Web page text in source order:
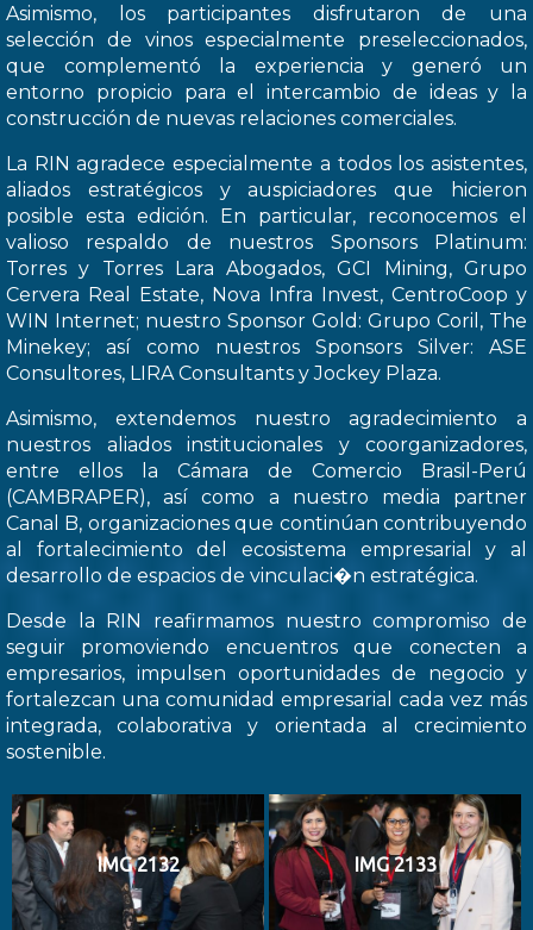
Asimismo, los participantes disfrutaron de una
selección de vinos especialmente preseleccionados,
que complementó la experiencia y generó un
entorno propicio para el intercambio de ideas y la
construcción de nuevas relaciones comerciales.
La RIN agradece especialmente a todos los asistentes,
aliados estratégicos y auspiciadores que hicieron
posible esta edición. En particular, reconocemos el
valioso respaldo de nuestros Sponsors Platinum:
Torres y Torres Lara Abogados, GCI Mining, Grupo
Cervera Real Estate, Nova Infra Invest, CentroCoop y
WIN Internet; nuestro Sponsor Gold: Grupo Coril, The
Minekey; así como nuestros Sponsors Silver: ASE
Consultores, LIRA Consultants y Jockey Plaza.
Asimismo, extendemos nuestro agradecimiento a
nuestros aliados institucionales y coorganizadores,
entre ellos la Cámara de Comercio Brasil-Perú
(CAMBRAPER), así como a nuestro media partner
Canal B, organizaciones que continúan contribuyendo
al fortalecimiento del ecosistema empresarial y al
desarrollo de espacios de vinculaci�n estratégica.
Desde la RIN reafirmamos nuestro compromiso de
seguir promoviendo encuentros que conecten a
empresarios, impulsen oportunidades de negocio y
fortalezcan una comunidad empresarial cada vez más
integrada, colaborativa y orientada al crecimiento
sostenible.
IMG 2132 IMG 2133